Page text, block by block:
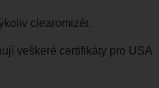
clearomizér.
veškeré certifikáty pro USA